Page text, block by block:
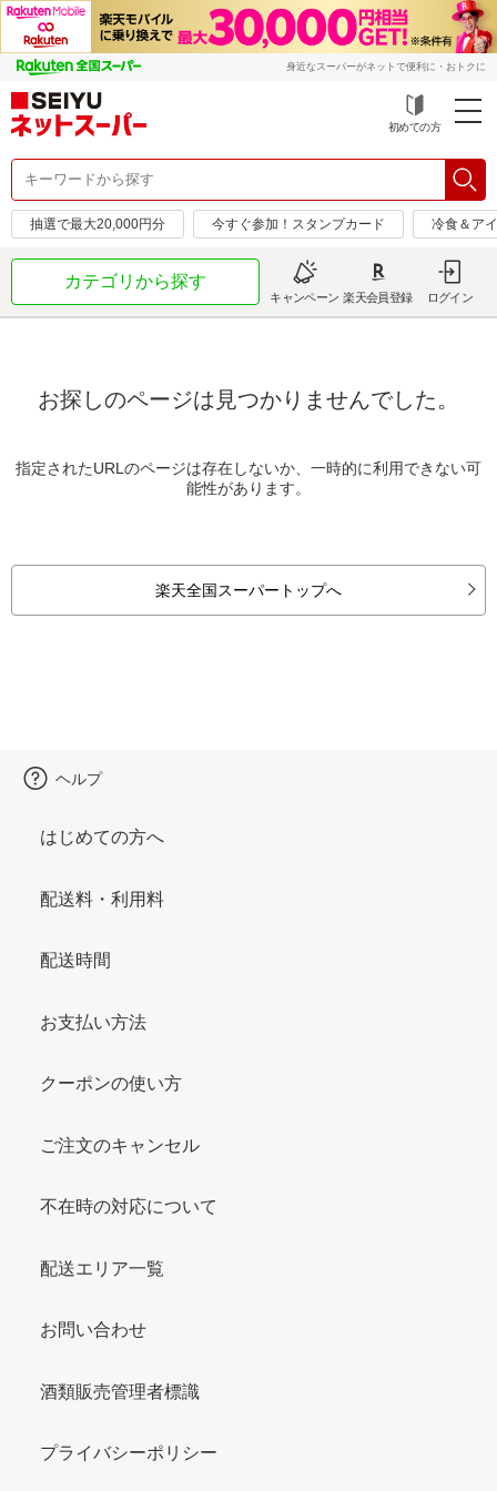
身近なスーパーがネットで便利に・おトクに
初めての方
抽選で最大20,000円分 今すぐ参加！スタンプカード 冷食＆ア
カテゴリから探す
キャンペーン 楽天会員登録 ログイン
お探しのページは見つかりませんでした。
指定されたURLのページは存在しないか、一時的に利用できない可
能性があります。
楽天全国スーパートップへ
ヘルプ
はじめての方へ
配送料・利用料
配送時間
お支払い方法
クーポンの使い方
ご注文のキャンセル
不在時の対応について
配送エリア一覧
お問い合わせ
酒類販売管理者標識
プライバシーポリシー